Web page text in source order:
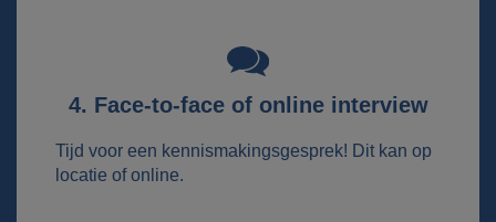
4. Face-to-face of online interview
Tijd voor een kennismakingsgesprek! Dit kan op
locatie of online.